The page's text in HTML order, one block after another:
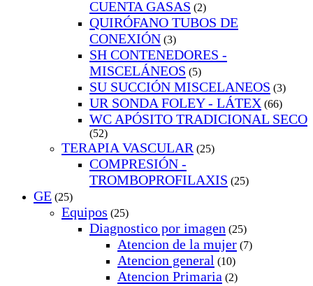
CUENTA GASAS (2)
QUIRÓFANO TUBOS DE
CONEXIÓN (3)
SH CONTENEDORES -
MISCELÁNEOS (5)
SU SUCCIÓN MISCELANEOS (3)
UR SONDA FOLEY - LÁTEX (66)
WC APÓSITO TRADICIONAL SECO
(52)
TERAPIA VASCULAR (25)
COMPRESIÓN -
TROMBOPROFILAXIS (25)
GE (25)
Equipos (25)
Diagnostico por imagen (25)
Atencion de la mujer (7)
Atencion general (10)
Atencion Primaria (2)